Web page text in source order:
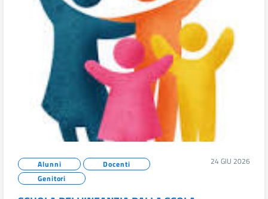
Alunni
Docenti
Genitori
24 GIU 2026